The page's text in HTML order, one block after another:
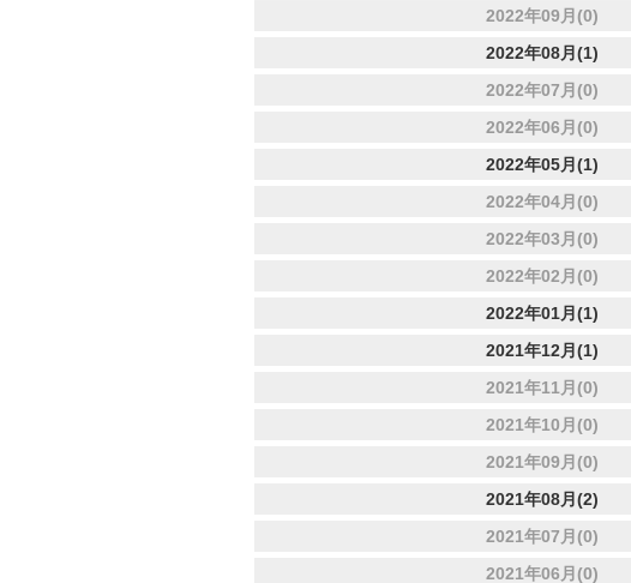
2022年09月(0)
2022年08月(1)
2022年07月(0)
2022年06月(0)
2022年05月(1)
2022年04月(0)
2022年03月(0)
2022年02月(0)
2022年01月(1)
2021年12月(1)
2021年11月(0)
2021年10月(0)
2021年09月(0)
2021年08月(2)
2021年07月(0)
2021年06月(0)